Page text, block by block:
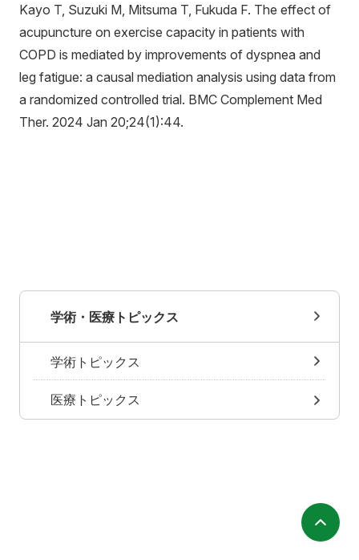
Kayo T, Suzuki M, Mitsuma T, Fukuda F. The effect of
acupuncture on exercise capacity in patients with
COPD is mediated by improvements of dyspnea and
leg fatigue: a causal mediation analysis using data from
a randomized controlled trial. BMC Complement Med
Ther. 2024 Jan 20;24(1):44.
学術・医療トピックス
学術トピックス
医療トピックス